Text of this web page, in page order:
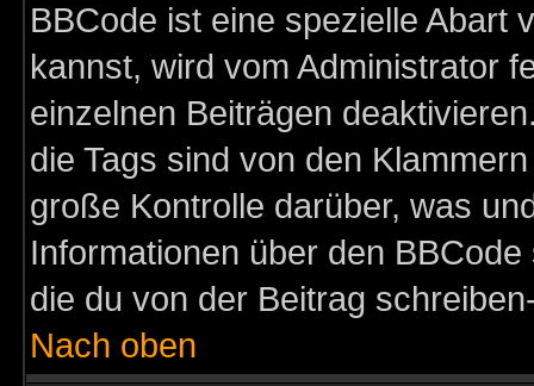
BBCode ist eine spezielle Abart
kannst, wird vom Administrator
einzelnen Beiträgen
die Tags sind von den
große Kontrolle darüber, was
Informationen über den
die du von der Beitrag
Nach oben